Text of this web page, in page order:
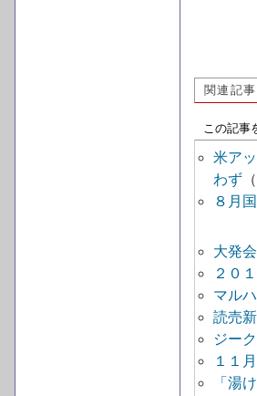
関連記事
この記事
米ア
わず
８月
大発
２０
マル
読売
ジー
１１
「湯